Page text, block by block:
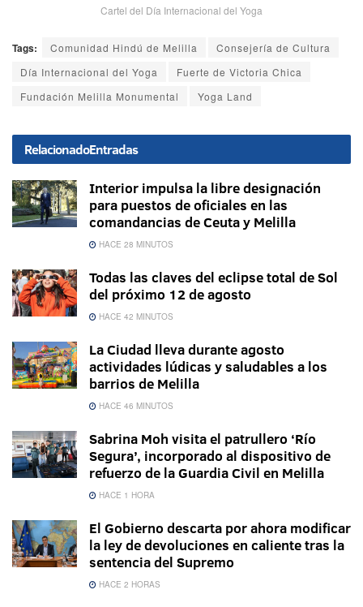
Cartel del Día Internacional del Yoga
Tags: Comunidad Hindú de Melilla
Consejería de Cultura
Día Internacional del Yoga
Fuerte de Victoria Chica
Fundación Melilla Monumental
Yoga Land
RelacionadoEntradas
Interior impulsa la libre designación
para puestos de oficiales en las
comandancias de Ceuta y Melilla
HACE 28 MINUTOS
Todas las claves del eclipse total de Sol
del próximo 12 de agosto
HACE 42 MINUTOS
La Ciudad lleva durante agosto
actividades lúdicas y saludables a los
barrios de Melilla
HACE 46 MINUTOS
Sabrina Moh visita el patrullero ‘Río
Segura’, incorporado al dispositivo de
refuerzo de la Guardia Civil en Melilla
HACE 1 HORA
El Gobierno descarta por ahora modificar
la ley de devoluciones en caliente tras la
sentencia del Supremo
HACE 2 HORAS